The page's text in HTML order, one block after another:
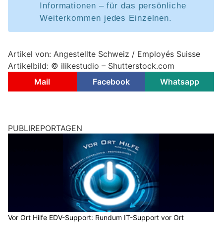
Informationen – für das persönliche
Weiterkommen jedes Einzelnen.
Artikel von: Angestellte Schweiz / Employés Suisse
Artikelbild: © ilikestudio – Shutterstock.com
Mail
Facebook Whatsapp
PUBLIREPORTAGEN
Vor Ort Hilfe EDV-Support: Rundum IT-Support vor Ort